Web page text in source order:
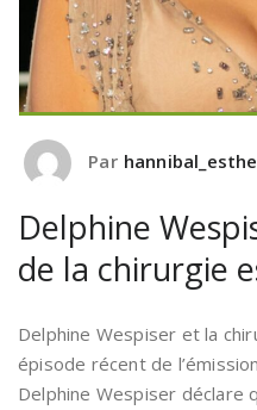
Par
Delphine
de la chirurgie
Delphine Wespiser et la
épisode récent de
Delphine Wespiser déclare